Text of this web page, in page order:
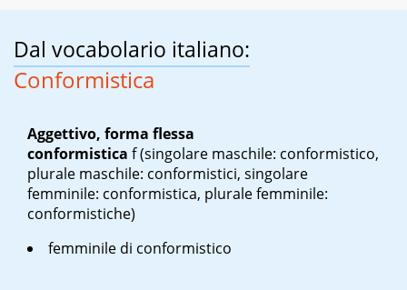
Dal vocabolario italiano:
Conformistica
Aggettivo, forma flessa
conformistica f(singolare maschile: conformistico,
plurale maschile: conformistici, singolare
femminile: conformistica, plurale femminile:
conformistiche)
femminile di conformistico